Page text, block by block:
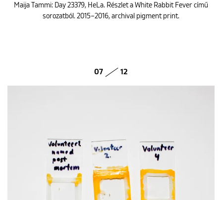
Maija Tammi: Day 23379, HeLa. Részlet a White Rabbit Fever című
sorozatból. 2015–2016, archival pigment print.
07 12